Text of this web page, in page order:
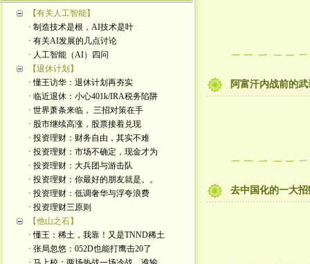
【有关人工智能】
· 制造技术是根，AI技术是叶
· 有关AI发展的几点讨论
· 人工智能（AI）四问
【退休计划】
· 懂王访华：退休计划再夯实
· 临近退休：小心401k/IRA税务陷阱
· 世界萧条来临， 三招对策在手
· 股市继续高涨，股票接着兑现
· 投资理财：财务自由，其实不难
· 投资理财：市场不确定，现金才为
· 投资理财：大兵团与游击队
· 投资理财：你最好的朋友就是。。
· 投资理财：低调奢华与浮夸浪费
· 投资理财三原则
【他山之石】
· 懂王：稀土，我靠！又是TNND稀土
· 张局忽悠：052D也能打鹰击20了
阿富汗内战前的
去中国化的一大招